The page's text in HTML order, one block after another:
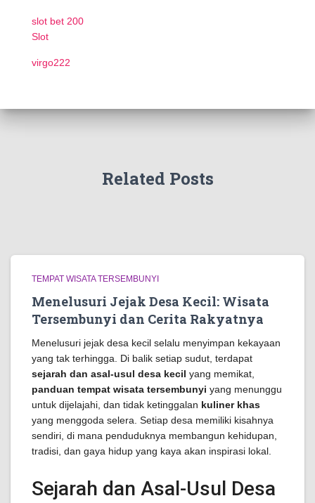
slot bet 200
Slot
virgo222
Related Posts
TEMPAT WISATA TERSEMBUNYI
Menelusuri Jejak Desa Kecil: Wisata
Tersembunyi dan Cerita Rakyatnya
Menelusuri jejak desa kecil selalu menyimpan kekayaan
yang tak terhingga. Di balik setiap sudut, terdapat
sejarah dan asal-usul desa kecil yang memikat,
panduan tempat wisata tersembunyi yang menunggu
untuk dijelajahi, dan tidak ketinggalan kuliner khas
yang menggoda selera. Setiap desa memiliki kisahnya
sendiri, di mana penduduknya membangun kehidupan,
tradisi, dan gaya hidup yang kaya akan inspirasi lokal.
Sejarah dan Asal-Usul Desa